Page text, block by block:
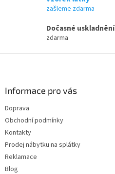
zašleme zdarma
Dočasné uskladnění
zdarma
Informace pro vás
Doprava
Obchodní podmínky
Kontakty
Prodej nábytku na splátky
Reklamace
Blog